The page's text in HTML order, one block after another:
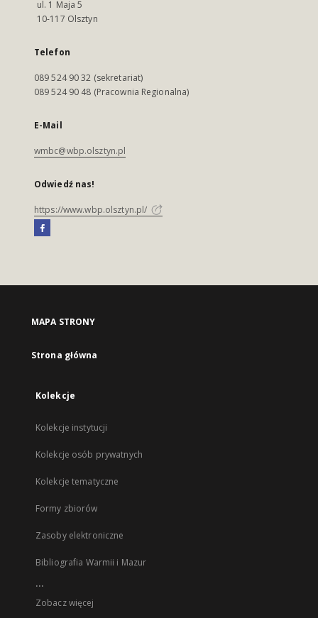
ul. 1 Maja 5
10-117 Olsztyn
Telefon
089 524 90 32 (sekretariat)
089 524 90 48 (Pracownia Regionalna)
E-Mail
wmbc@wbp.olsztyn.pl
Odwiedź nas!
https://www.wbp.olsztyn.pl/
MAPA STRONY
Strona główna
Kolekcje
Kolekcje instytucji
Kolekcje osób prywatnych
Kolekcje tematyczne
Formy zbiorów
Zasoby elektroniczne
Bibliografia Warmii i Mazur
...
Zobacz więcej